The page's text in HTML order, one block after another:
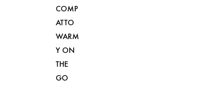
COMP
ATTO
WARM
Y ON
THE
GO